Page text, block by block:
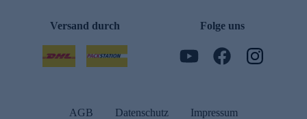
Versand durch Folge uns
AGB Datenschutz Impressum